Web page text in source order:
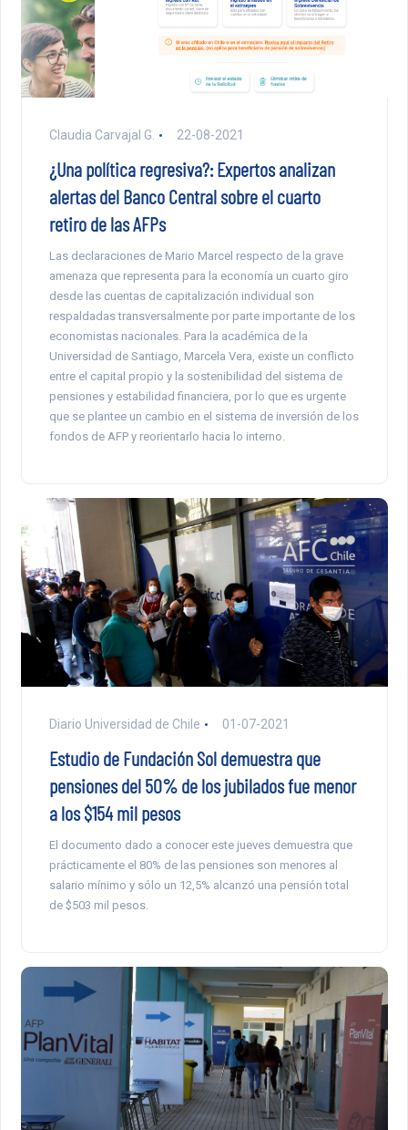
Claudia Carvajal G. 22-08-2021
¿Una política regresiva?: Expertos analizan
alertas del Banco Central sobre el cuarto
retiro de las AFPs
Las declaraciones de Mario Marcel respecto de la grave
amenaza que representa para la economía un cuarto giro
desde las cuentas de capitalización individual son
respaldadas transversalmente por parte importante de los
economistas nacionales. Para la académica de la
Universidad de Santiago, Marcela Vera, existe un conflicto
entre el capital propio y la sostenibilidad del sistema de
pensiones y estabilidad financiera, por lo que es urgente
que se plantee un cambio en el sistema de inversión de los
fondos de AFP y reorientarlo hacia lo interno.
Diario Universidad de Chile 01-07-2021
Estudio de Fundación Sol demuestra que
pensiones del 50% de los jubilados fue menor
a los $154 mil pesos
El documento dado a conocer este jueves demuestra que
prácticamente el 80% de las pensiones son menores al
salario mínimo y sólo un 12,5% alcanzó una pensión total
de $503 mil pesos.